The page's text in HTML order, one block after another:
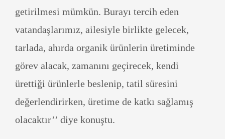
getirilmesi mümkün. Burayı tercih eden
vatandaşlarımız, ailesiyle birlikte gelecek,
tarlada, ahırda organik ürünlerin üretiminde
görev alacak, zamanını geçirecek, kendi
ürettiği ürünlerle beslenip, tatil süresini
değerlendirirken, üretime de katkı sağlamış
olacaktır’’ diye konuştu.